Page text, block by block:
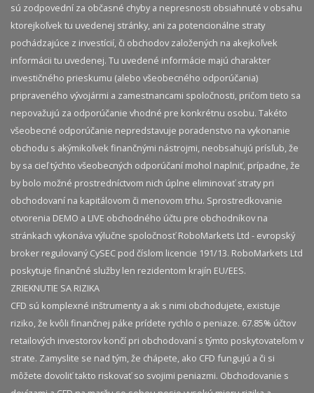
sú zodpovední za občasné chyby a nepresnosti obsiahnuté v obsahu
ktorejkoľvek tu uvedenej stránky, ani za potencionálne straty
pochádzajúce z investícií, či obchodov založených na akejkoľvek
informácii tu uvedenej. Tu uvedené informácie majú charakter
investičného prieskumu (alebo všeobecného odporúčania)
pripraveného vývojármi a zamestnancami spoločnosti, pričom tieto sa
nepovažujú za odporúčanie vhodné pre konkrétnu osobu. Takéto
všeobecné odporúčanie nepredstavuje poradenstvo na vykonanie
obchodu s akýmikoľvek finančnými nástrojmi, neobsahujú prísľub, že
by sa cieľ týchto všeobecných odporúčaní mohol naplniť, prípadne, že
by bolo možné prostredníctvom nich úplne eliminovať straty pri
obchodovaní na kapitálovom či menovom trhu. Sprostredkovanie
otvorenia DEMO a LIVE obchodného účtu pre obchodníkov na
stránkach vykonáva výlučne spoločnosť RoboMarkets Ltd - evropský
broker regulovaný CySEC pod číslom licencie 191/13. RoboMarkets Ltd
poskytuje finančné služby len rezidentom krajín EU/EES.
ZRIEKNUTIE SA RIZIKA
CFD sú komplexné inštrumenty a ak s nimi obchodujete, existuje
riziko, že kvôli finančnej páke prídete rychlo o peniaze. 67.85% účtov
retailových investorov končí pri obchodovaní s týmto poskytovateľom v
strate. Zamyslite se nad tým, že chápete, ako CFD fungujú a či si
môžete dovoliť takto riskovať so svojimi peniazmi. Obchodovanie s